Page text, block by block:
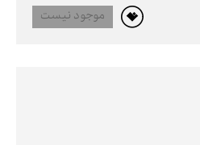
موجود نیست